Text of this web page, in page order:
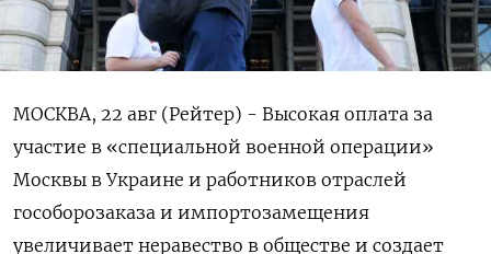
МОСКВА, 22 авг (Рейтер) - Высокая оплата за
участие в «специальной военной операции»
Москвы в Украине и работников отраслей
гособорозаказа и импортозамещения
увеличивает неравество в обществе и создает